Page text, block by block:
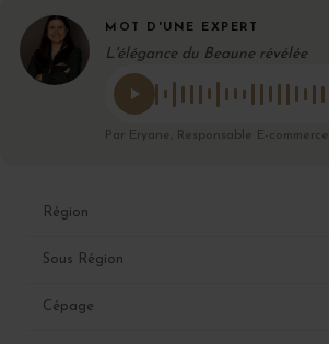
MOT D'UNE EXPERT
L'élégance du Beaune révélée
Par Eryane, Responsable E-commerce
Région
Sous Région
Cépage